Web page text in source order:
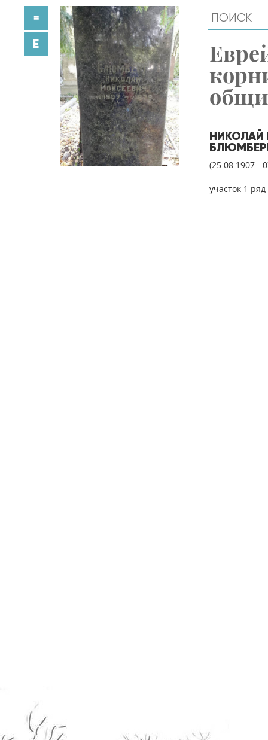
НИКОЛАЙ
(25.08.1907 -
участок 1
≡
E